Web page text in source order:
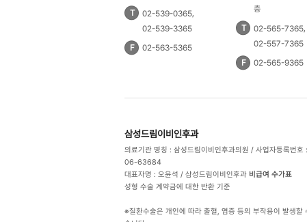
T
02-539-0365,
02-539-3365
F
02-563-5365
층
T
02-565-7365,
02-557-7365
F
02-565-9365
삼성드림이비인후과
의료기관 명칭 : 삼성드림이비인후과의원 / 사업자등록번호
06-63684
대표자명 : 오윤석 / 삼성드림이비인후과 비급여 수가표
성형 수술 계약금에 대한 반환 기준
※질환수술은 개인에 따라 출혈, 염증 등의 부작용이 발생할